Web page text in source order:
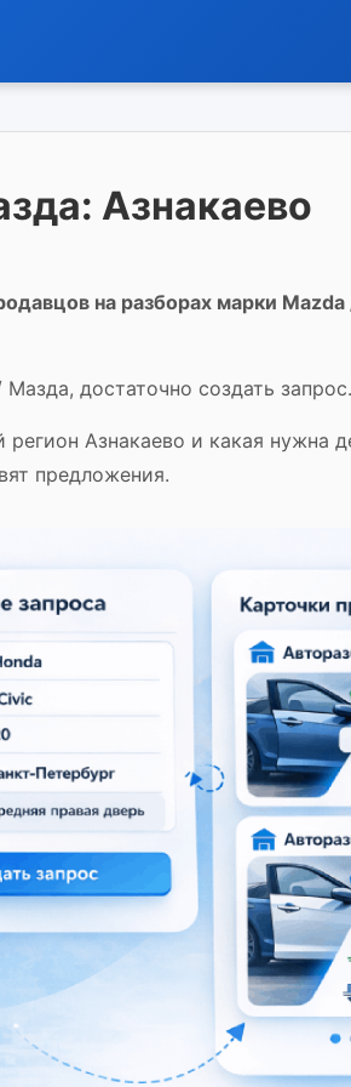
Азнакаево
на разборах марки
достаточно создать запрос.
Азнакаево и какая нужна
предложения.